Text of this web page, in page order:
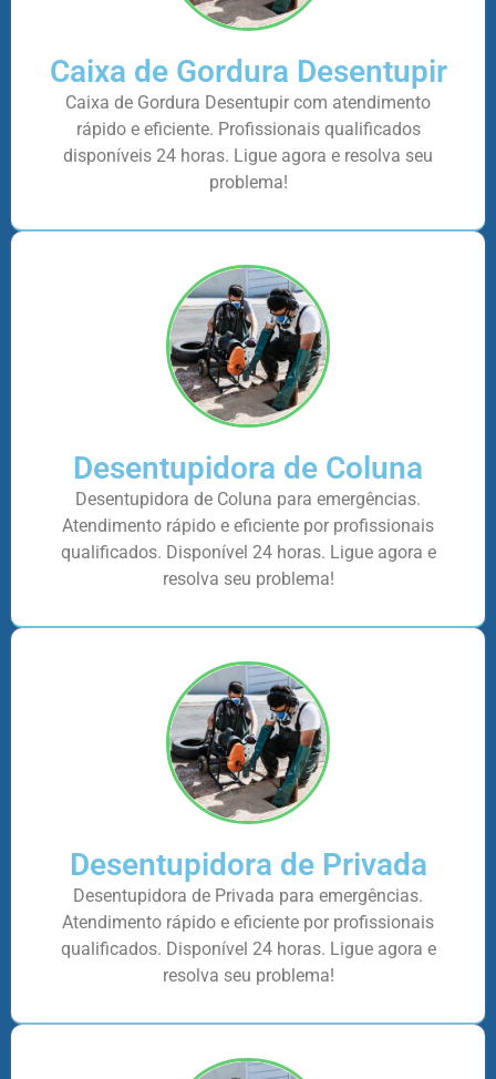
Caixa de Gordura Desentupir
Caixa de Gordura Desentupir com atendimento
rápido e eficiente. Profissionais qualificados
disponíveis 24 horas. Ligue agora e resolva seu
problema!
Desentupidora de Coluna
Desentupidora de Coluna para emergências.
Atendimento rápido e eficiente por profissionais
qualificados. Disponível 24 horas. Ligue agora e
resolva seu problema!
Desentupidora de Privada
Desentupidora de Privada para emergências.
Atendimento rápido e eficiente por profissionais
qualificados. Disponível 24 horas. Ligue agora e
resolva seu problema!